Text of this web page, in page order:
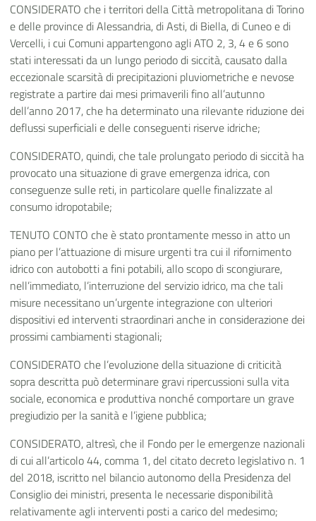
CONSIDERATO che i territori della Città metropolitana di Torino
e delle province di Alessandria, di Asti, di Biella, di Cuneo e di
Vercelli, i cui Comuni appartengono agli ATO 2, 3, 4 e 6 sono
stati interessati da un lungo periodo di siccità, causato dalla
eccezionale scarsità di precipitazioni pluviometriche e nevose
registrate a partire dai mesi primaverili fino all’autunno
dell’anno 2017, che ha determinato una rilevante riduzione dei
deflussi superficiali e delle conseguenti riserve idriche;
CONSIDERATO, quindi, che tale prolungato periodo di siccità ha
provocato una situazione di grave emergenza idrica, con
conseguenze sulle reti, in particolare quelle finalizzate al
consumo idropotabile;
TENUTO CONTO che è stato prontamente messo in atto un
piano per l’attuazione di misure urgenti tra cui il rifornimento
idrico con autobotti a fini potabili, allo scopo di scongiurare,
nell’immediato, l’interruzione del servizio idrico, ma che tali
misure necessitano un’urgente integrazione con ulteriori
dispositivi ed interventi straordinari anche in considerazione dei
prossimi cambiamenti stagionali;
CONSIDERATO che l’evoluzione della situazione di criticità
sopra descritta può determinare gravi ripercussioni sulla vita
sociale, economica e produttiva nonché comportare un grave
pregiudizio per la sanità e l’igiene pubblica;
CONSIDERATO, altresì, che il Fondo per le emergenze nazionali
di cui all’articolo 44, comma 1, del citato decreto legislativo n. 1
del 2018, iscritto nel bilancio autonomo della Presidenza del
Consiglio dei ministri, presenta le necessarie disponibilità
relativamente agli interventi posti a carico del medesimo;